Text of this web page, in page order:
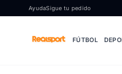
Ir al contenido
AyudaSigue tu pedido
FÚTBOL